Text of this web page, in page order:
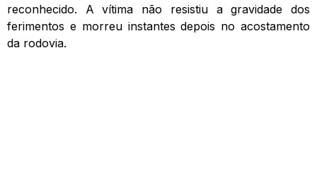
reconhecido. A vítima não resistiu a gravidade dos
ferimentos e morreu instantes depois no acostamento
da rodovia.